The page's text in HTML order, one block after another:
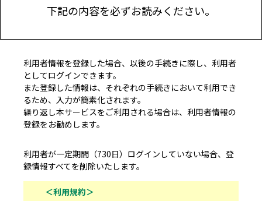
下記の内容を必ずお読みください。
利用者情報を登録した場合、以後の手続きに際し、利用者
としてログインできます。
また登録した情報は、それぞれの手続きにおいて利用でき
るため、入力が簡素化されます。
繰り返し本サービスをご利用される場合は、利用者情報の
登録をお勧めします。
利用者が一定期間（730日）ログインしていない場合、登
録情報すべてを削除いたします。
＜利用規約＞